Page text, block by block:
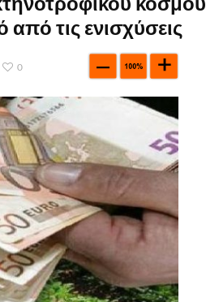
τις ενισχύσεις
0